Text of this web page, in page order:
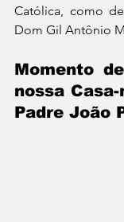
Católica, como
Dom Gil Antônio
Momento
nossa
Padre João